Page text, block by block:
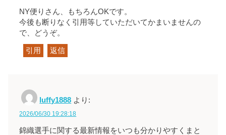
NY便りさん、もちろんOKです。
今後も断りなく引用等していただいてかまいませんの
で、どうぞ。
引用 返信
luffy1888 より:
2026/06/30 19:28:18
錦織選手に関する最新情報をいつも分かりやすくまと